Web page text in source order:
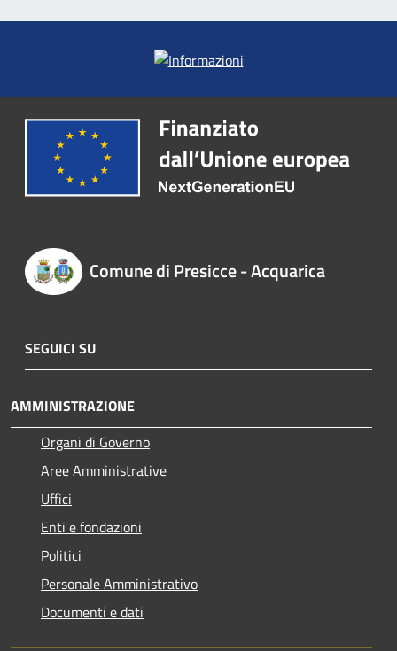
Comune di Presicce - Acquarica
SEGUICI SU
AMMINISTRAZIONE
Organi di Governo
Aree Amministrative
Uffici
Enti e fondazioni
Politici
Personale Amministrativo
Documenti e dati